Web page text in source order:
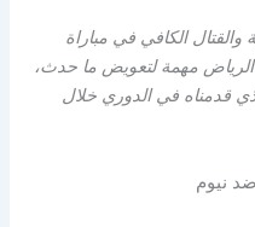
والقتال الكافي في مباراة
مهمة لتعويض ما حدث،
قدمناه في الدوري خلال
نيوم